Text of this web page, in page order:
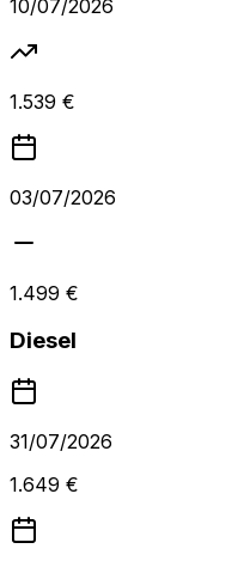
10/07/2026
1.539 €
03/07/2026
1.499 €
Diesel
31/07/2026
1.649 €